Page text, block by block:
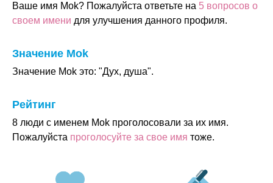
Ваше имя Mok? Пожалуйста ответьте на 5 вопросов о
своем имени для улучшения данного профиля.
Значение Mok
Значение Mok это: "Дух, душа".
Рейтинг
8 люди с именем Mok проголосовали за их имя.
Пожалуйста проголосуйте за свое имя тоже.